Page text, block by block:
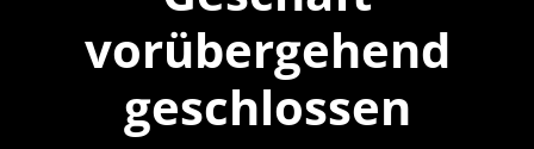
vorübergehend
geschlossen